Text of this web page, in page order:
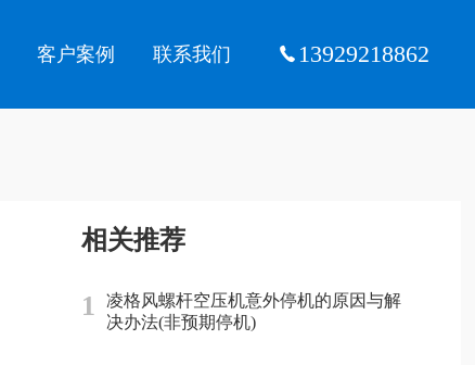
客户案例 联系我们 13929218862
相关推荐
1
凌格风螺杆空压机意外停机的原因与解
决办法(非预期停机)